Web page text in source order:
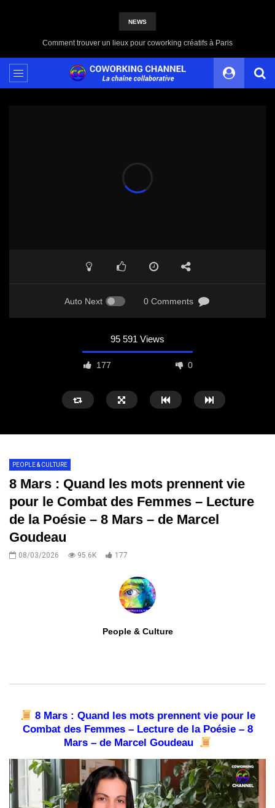
NEWS
Auto Next 0 Comments
95 591 Views
177 0
PEOPLE & CULTURE
8 Mars : Quand les mots prennent vie
pour le Combat des Femmes – Lecture
de la Poésie – 8 Mars – de Marcel
Goudeau
08/03/2026 95.6K 177
People & Culture
8 Mars : Quand les mots prennent vie pour le
Combat des Femmes – Lecture de la Poésie – 8
Mars – de Marcel Goudeau